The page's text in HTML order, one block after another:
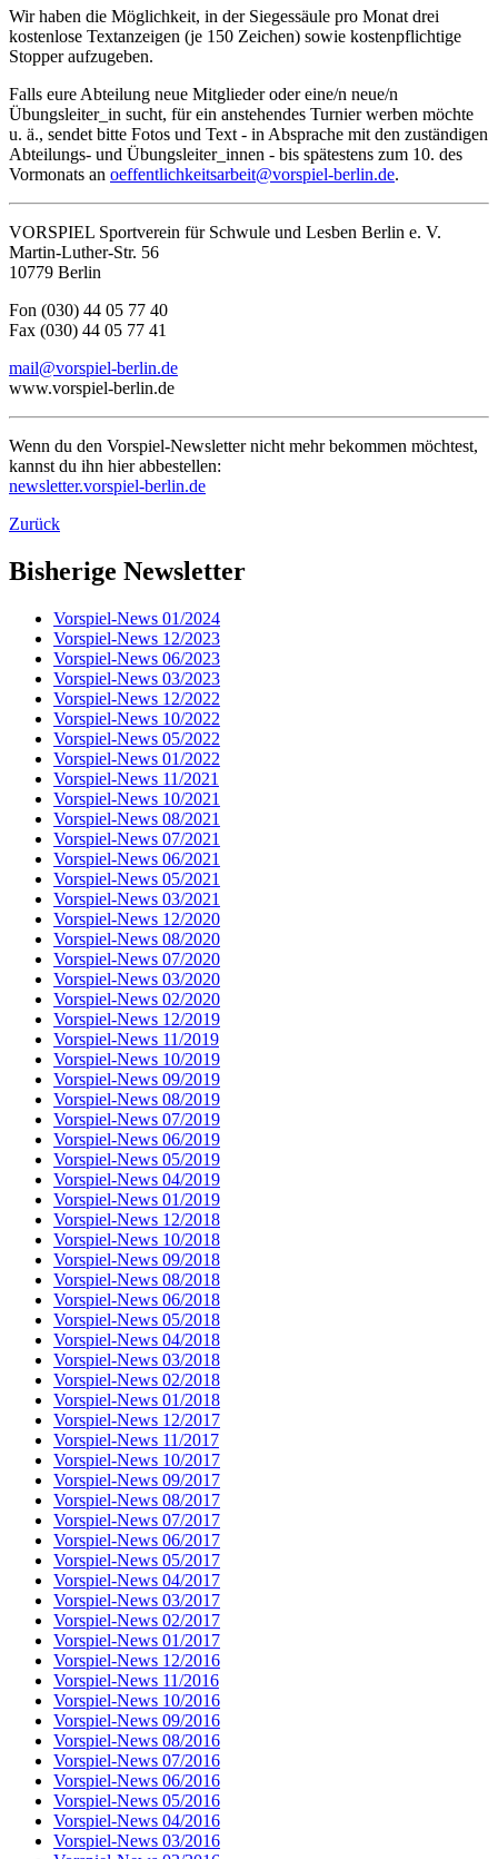
Wir haben die Möglichkeit, in der Siegessäule pro Monat drei
kostenlose Textanzeigen (je 150 Zeichen) sowie kostenpflichtige
Stopper aufzugeben.
Falls eure Abteilung neue Mitglieder oder eine/n neue/n
Übungsleiter_in sucht, für ein anstehendes Turnier werben möchte
u. ä., sendet bitte Fotos und Text ‑ in Absprache mit den zuständigen
Abteilungs- und Übungsleiter_innen - bis spätestens zum 10. des
Vormonats an oeffentlichkeitsarbeit@vorspiel-berlin.de.
VORSPIEL Sportverein für Schwule und Lesben Berlin e. V.
Martin-Luther-Str. 56
10779 Berlin
Fon (030) 44 05 77 40
Fax (030) 44 05 77 41
mail@vorspiel-berlin.de
www.vorspiel-berlin.de
Wenn du den Vorspiel-Newsletter nicht mehr bekommen möchtest,
kannst du ihn hier abbestellen:
newsletter.vorspiel-berlin.de
Zurück
Bisherige Newsletter
Vorspiel-News 01/2024
Vorspiel-News 12/2023
Vorspiel-News 06/2023
Vorspiel-News 03/2023
Vorspiel-News 12/2022
Vorspiel-News 10/2022
Vorspiel-News 05/2022
Vorspiel-News 01/2022
Vorspiel-News 11/2021
Vorspiel-News 10/2021
Vorspiel-News 08/2021
Vorspiel-News 07/2021
Vorspiel-News 06/2021
Vorspiel-News 05/2021
Vorspiel-News 03/2021
Vorspiel-News 12/2020
Vorspiel-News 08/2020
Vorspiel-News 07/2020
Vorspiel-News 03/2020
Vorspiel-News 02/2020
Vorspiel-News 12/2019
Vorspiel-News 11/2019
Vorspiel-News 10/2019
Vorspiel-News 09/2019
Vorspiel-News 08/2019
Vorspiel-News 07/2019
Vorspiel-News 06/2019
Vorspiel-News 05/2019
Vorspiel-News 04/2019
Vorspiel-News 01/2019
Vorspiel-News 12/2018
Vorspiel-News 10/2018
Vorspiel-News 09/2018
Vorspiel-News 08/2018
Vorspiel-News 06/2018
Vorspiel-News 05/2018
Vorspiel-News 04/2018
Vorspiel-News 03/2018
Vorspiel-News 02/2018
Vorspiel-News 01/2018
Vorspiel-News 12/2017
Vorspiel-News 11/2017
Vorspiel-News 10/2017
Vorspiel-News 09/2017
Vorspiel-News 08/2017
Vorspiel-News 07/2017
Vorspiel-News 06/2017
Vorspiel-News 05/2017
Vorspiel-News 04/2017
Vorspiel-News 03/2017
Vorspiel-News 02/2017
Vorspiel-News 01/2017
Vorspiel-News 12/2016
Vorspiel-News 11/2016
Vorspiel-News 10/2016
Vorspiel-News 09/2016
Vorspiel-News 08/2016
Vorspiel-News 07/2016
Vorspiel-News 06/2016
Vorspiel-News 05/2016
Vorspiel-News 04/2016
Vorspiel-News 03/2016